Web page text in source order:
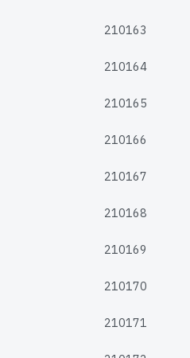
210163
210164
210165
210166
210167
210168
210169
210170
210171